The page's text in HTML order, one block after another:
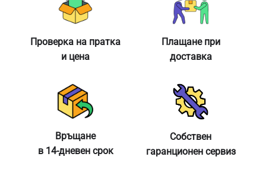
Проверка на пратка
и цена
Плащане при
доставка
Връщане
в 14-дневен срок
Собствен
гаранционен сервиз